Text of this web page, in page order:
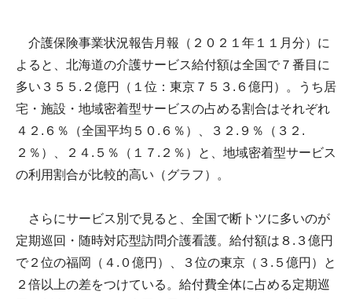
介護保険事業状況報告月報（２０２１年１１月分）に
よると、北海道の介護サービス給付額は全国で７番目に
多い３５５.２億円（１位：東京７５３.６億円）。うち居
宅・施設・地域密着型サービスの占める割合はそれぞれ
４２.６％（全国平均５０.６％）、３２.９％（３２.
２％）、２４.５％（１７.２％）と、地域密着型サービス
の利用割合が比較的高い（グラフ）。
さらにサービス別で見ると、全国で断トツに多いのが
定期巡回・随時対応型訪問介護看護。給付額は８.３億円
で２位の福岡（４.０億円）、３位の東京（３.５億円）と
２倍以上の差をつけている。給付費全体に占める定期巡